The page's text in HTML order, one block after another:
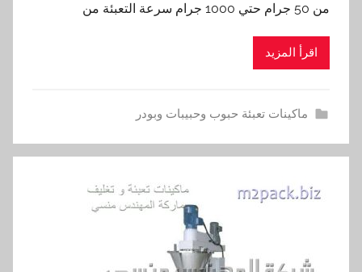
من 50 جرام حتي 1000 جرام سرعة التعبئة من
اقرأ المزيد
ماكينات تعبئة حبوب وحبيبات وبودر